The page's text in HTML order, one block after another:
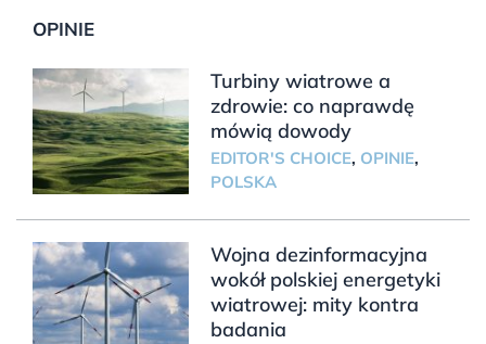
OPINIE
Turbiny wiatrowe a
zdrowie: co naprawdę
mówią dowody
EDITOR'S CHOICE, OPINIE,
POLSKA
Wojna dezinformacyjna
wokół polskiej energetyki
wiatrowej: mity kontra
badania